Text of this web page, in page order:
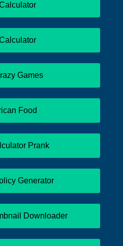
Games
Food
Prank
Generator
Downloader